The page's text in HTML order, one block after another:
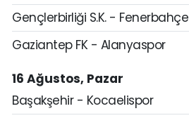
Gençlerbirliği S.K. - Fenerbahçe
Gaziantep FK - Alanyaspor
16 Ağustos, Pazar
Başakşehir - Kocaelispor